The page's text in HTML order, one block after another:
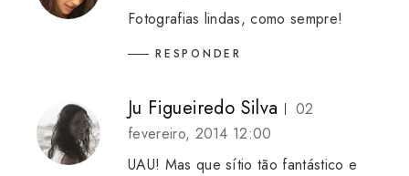
Fotografias lindas, como sempre!
RESPONDER
Ju Figueiredo Silva
02
fevereiro, 2014 12:00
UAU! Mas que sítio tão fantástico e